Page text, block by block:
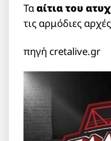
Τααίτια του
τις αρμόδιες
πηγή cretalive.gr